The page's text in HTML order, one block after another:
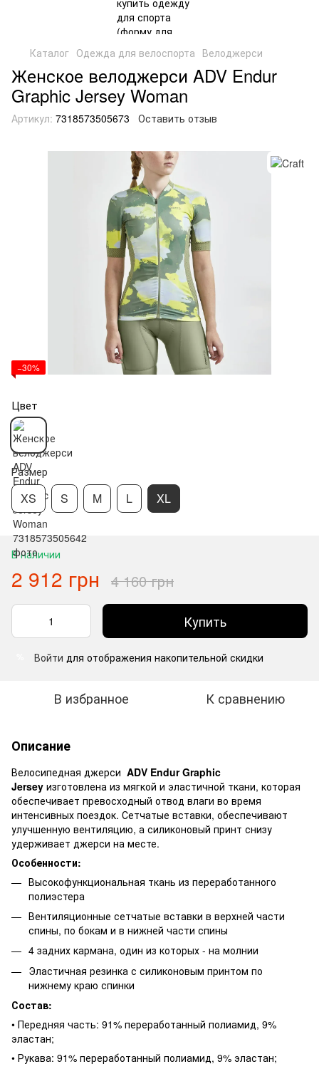
Каталог Одежда для велоспорта Велоджерси
Женское велоджерси ADV Endur
Graphic Jersey Woman
Артикул: 7318573505673 Оставить отзыв
−30%
Цвет
Размер
XS S M L XL
В наличии
2 912 грн 4 160 грн
Купить
Войти для отображения накопительной скидки
В избранное К сравнению
Описание
Велосипедная джерси ADV Endur Graphic
Jersey изготовлена из мягкой и эластичной ткани, которая
обеспечивает превосходный отвод влаги во время
интенсивных поездок. Сетчатые вставки, обеспечивают
улучшенную вентиляцию, а силиконовый принт снизу
удерживает джерси на месте.
Особенности:
Высокофункциональная ткань из переработанного
полиэстера
Вентиляционные сетчатые вставки в верхней части
спины, по бокам и в нижней части спины
4 задних кармана, один из которых - на молнии
Эластичная резинка с силиконовым принтом по
нижнему краю спинки
Состав:
• Передняя часть: 91% переработанный полиамид, 9%
эластан;
• Рукава: 91% переработанный полиамид, 9% эластан;